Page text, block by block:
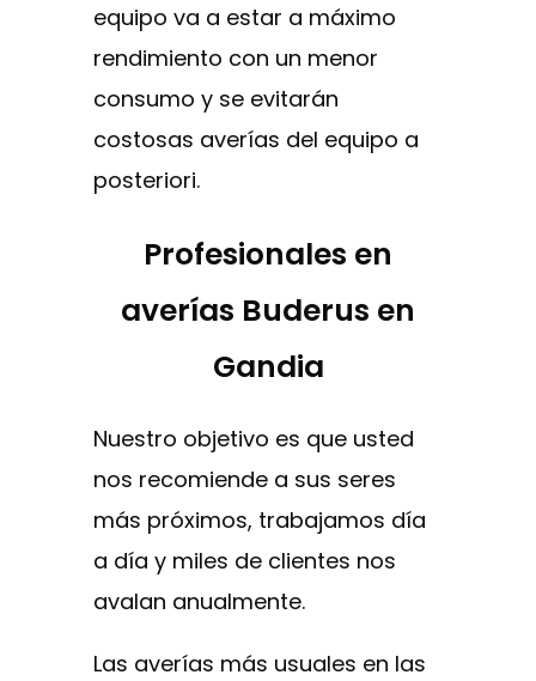
equipo va a estar a máximo
rendimiento con un menor
consumo y se evitarán
costosas averías del equipo a
posteriori.
Profesionales en
averías Buderus en
Gandia
Nuestro objetivo es que usted
nos recomiende a sus seres
más próximos, trabajamos día
a día y miles de clientes nos
avalan anualmente.
Las averías más usuales en las